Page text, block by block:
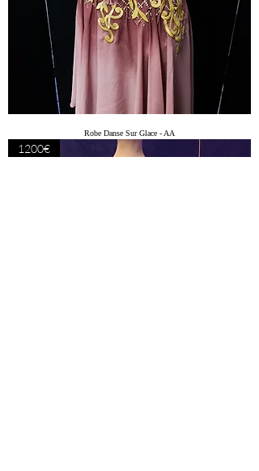
Robe Danse Sur Glace - AA
1200€